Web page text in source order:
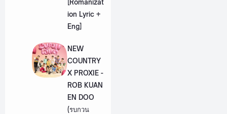
[Romanizat
ion Lyric +
Eng]
NEW
COUNTRY
X PROXIE -
ROB KUAN
EN DOO
(รบกวน